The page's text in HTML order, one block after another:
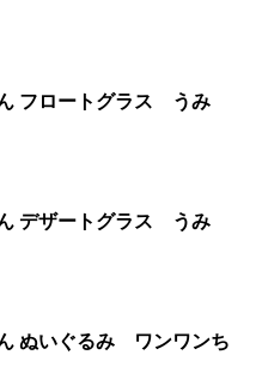
ノラネコぐんだん フロートグラス うみ
ノラネコぐんだん デザートグラス うみ
ぬいぐるみ ワンワンち